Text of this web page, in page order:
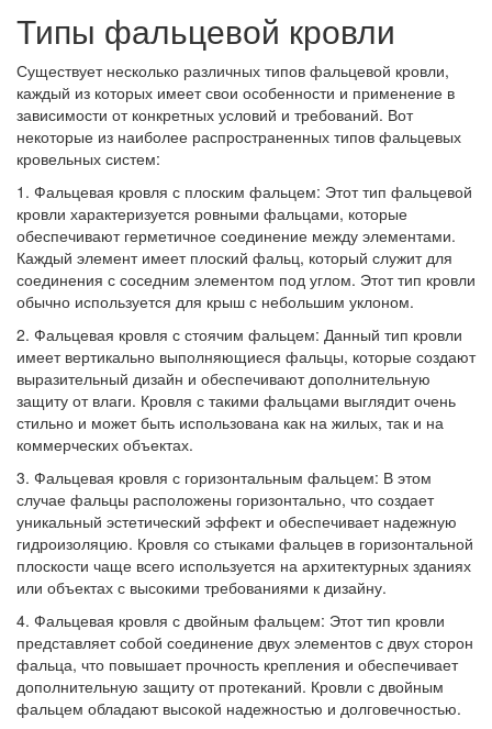
Типы фальцевой кровли
Существует несколько различных типов фальцевой кровли,
каждый из которых имеет свои особенности и применение в
зависимости от конкретных условий и требований. Вот
некоторые из наиболее распространенных типов фальцевых
кровельных систем:
1. Фальцевая кровля с плоским фальцем: Этот тип фальцевой
кровли характеризуется ровными фальцами, которые
обеспечивают герметичное соединение между элементами.
Каждый элемент имеет плоский фальц, который служит для
соединения с соседним элементом под углом. Этот тип кровли
обычно используется для крыш с небольшим уклоном.
2. Фальцевая кровля с стоячим фальцем: Данный тип кровли
имеет вертикально выполняющиеся фальцы, которые создают
выразительный дизайн и обеспечивают дополнительную
защиту от влаги. Кровля с такими фальцами выглядит очень
стильно и может быть использована как на жилых, так и на
коммерческих объектах.
3. Фальцевая кровля с горизонтальным фальцем: В этом
случае фальцы расположены горизонтально, что создает
уникальный эстетический эффект и обеспечивает надежную
гидроизоляцию. Кровля со стыками фальцев в горизонтальной
плоскости чаще всего используется на архитектурных зданиях
или объектах с высокими требованиями к дизайну.
4. Фальцевая кровля с двойным фальцем: Этот тип кровли
представляет собой соединение двух элементов с двух сторон
фальца, что повышает прочность крепления и обеспечивает
дополнительную защиту от протеканий. Кровли с двойным
фальцем обладают высокой надежностью и долговечностью.